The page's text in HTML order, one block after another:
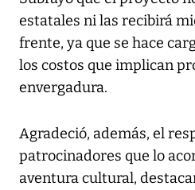
estatales ni las recibirá
frente, ya que se hace
los costos que implican
envergadura.
Agradeció, además, el
patrocinadores que lo
aventura cultural,